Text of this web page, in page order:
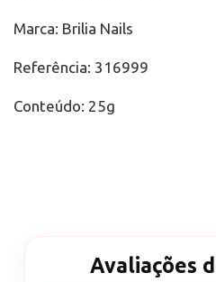
Marca: Brilia Nails
Referência: 316999
Conteúdo: 25g
Avaliações